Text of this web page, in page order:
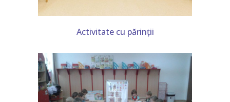
Activitate cu părinții